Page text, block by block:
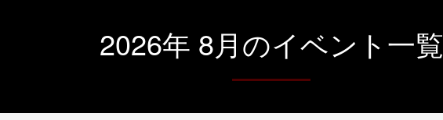
2026年 8月のイベント一覧